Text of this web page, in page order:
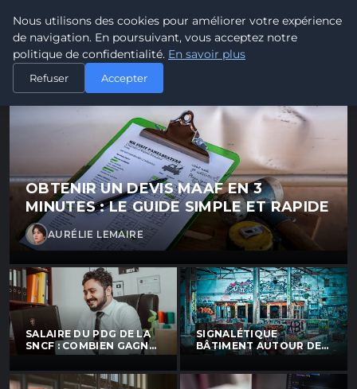
Maurimedia - Blog
Maurimedia
MÉDIA & INFORMATION
OBTENIR UN DEVIS MAAF EN 3
MINUTES : LE GUIDE SIMPLE ET RAPIDE
AURÉLIE LEMAIRE
SALAIRE DU PDG DE LA
SNCF : COMBIEN GAGNE
VRAIMENT LE PATRON
DU RAIL FRANÇAIS ?
SIGNALÉTIQUE
BÂTIMENT AUTOUR DE
NANTES : NOS CONSEILS
POUR BIEN CHOISIR
Nous utilisons des cookies pour améliorer votre expérience
de navigation. En poursuivant, vous acceptez notre
politique de confidentialité. En savoir plus
Refuser Accepter